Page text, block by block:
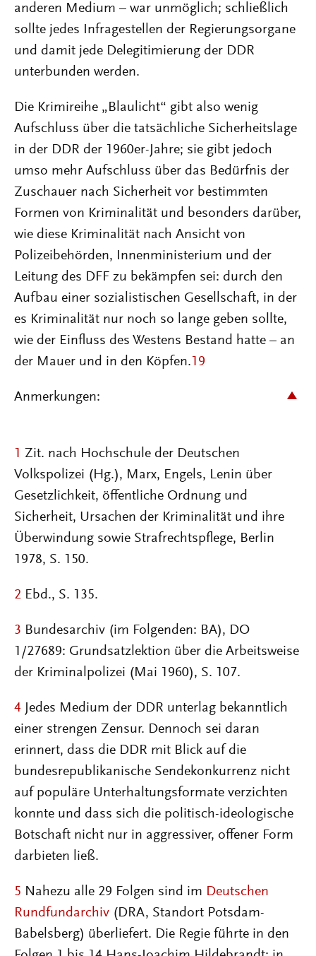
anderen Medium – war unmöglich; schließlich
sollte jedes Infragestellen der Regierungsorgane
und damit jede Delegitimierung der DDR
unterbunden werden.
Die Krimireihe „Blaulicht“ gibt also wenig
Aufschluss über die tatsächliche Sicherheitslage
in der DDR der 1960er-Jahre; sie gibt jedoch
umso mehr Aufschluss über das Bedürfnis der
Zuschauer nach Sicherheit vor bestimmten
Formen von Kriminalität und besonders darüber,
wie diese Kriminalität nach Ansicht von
Polizeibehörden, Innenministerium und der
Leitung des DFF zu bekämpfen sei: durch den
Aufbau einer sozialistischen Gesellschaft, in der
es Kriminalität nur noch so lange geben sollte,
wie der Einfluss des Westens Bestand hatte – an
der Mauer und in den Köpfen.19
Anmerkungen:
1 Zit. nach Hochschule der Deutschen
Volkspolizei (Hg.), Marx, Engels, Lenin über
Gesetzlichkeit, öffentliche Ordnung und
Sicherheit, Ursachen der Kriminalität und ihre
Überwindung sowie Strafrechtspflege, Berlin
1978, S. 150.
2 Ebd., S. 135.
3 Bundesarchiv (im Folgenden: BA), DO
1/27689: Grundsatzlektion über die Arbeitsweise
der Kriminalpolizei (Mai 1960), S. 107.
4 Jedes Medium der DDR unterlag bekanntlich
einer strengen Zensur. Dennoch sei daran
erinnert, dass die DDR mit Blick auf die
bundesrepublikanische Sendekonkurrenz nicht
auf populäre Unterhaltungsformate verzichten
konnte und dass sich die politisch-ideologische
Botschaft nicht nur in aggressiver, offener Form
darbieten ließ.
5 Nahezu alle 29 Folgen sind im Deutschen
Rundfundarchiv (DRA, Standort Potsdam-
Babelsberg) überliefert. Die Regie führte in den